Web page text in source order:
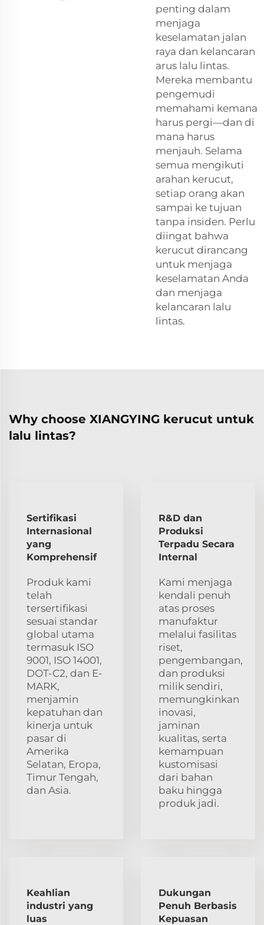
penting dalam
menjaga
keselamatan jalan
raya dan kelancaran
arus lalu lintas.
Mereka membantu
pengemudi
memahami kemana
harus pergi—dan di
mana harus
menjauh. Selama
semua mengikuti
arahan kerucut,
setiap orang akan
sampai ke tujuan
tanpa insiden. Perlu
diingat bahwa
kerucut dirancang
untuk menjaga
keselamatan Anda
dan menjaga
kelancaran lalu
lintas.
Why choose XIANGYING kerucut untuk
lalu lintas?
Sertifikasi
Internasional
yang
Komprehensif
Produk kami
telah
tersertifikasi
sesuai standar
global utama
termasuk ISO
9001, ISO 14001,
DOT-C2, dan E-
MARK,
menjamin
kepatuhan dan
kinerja untuk
pasar di
Amerika
Selatan, Eropa,
Timur Tengah,
dan Asia.
R&D dan
Produksi
Terpadu Secara
Internal
Kami menjaga
kendali penuh
atas proses
manufaktur
melalui fasilitas
riset,
pengembangan,
dan produksi
milik sendiri,
memungkinkan
inovasi,
jaminan
kualitas, serta
kemampuan
kustomisasi
dari bahan
baku hingga
produk jadi.
Keahlian
industri yang
luas
Dukungan
Penuh Berbasis
Kepuasan